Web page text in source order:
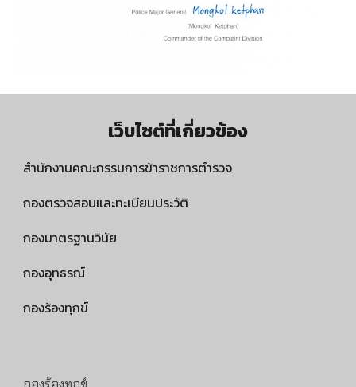
เว็บไซต์ที่เกี่ยวข้อง
สำนักงานคณะกรรมการข้าราชการตำรวจ
กองตรวจสอบและทะเบียนประวัติ
กองมาตรฐานวินัย
กองอุทธรณ์
กองร้องทุกข์